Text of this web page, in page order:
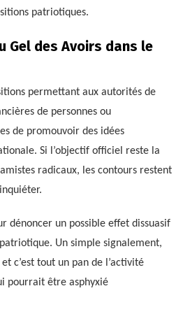
patriotiques.
Gel des Avoirs dans le
permettant aux autorités de
de personnes ou
de promouvoir des idées
Si l’objectif officiel reste la
radicaux, les contours restent
dénoncer un possible effet dissuasif
Un simple signalement,
c’est tout un pan de l’activité
pourrait être asphyxié